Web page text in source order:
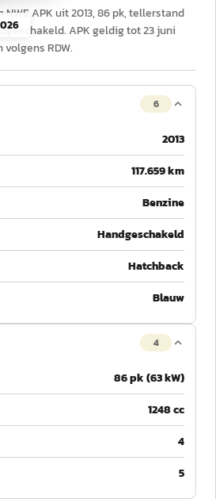
APK uit 2013, 86 pk, tellerstand
APK geldig tot 23 juni
RDW.
6
2013
117.659 km
Benzine
Handgeschakeld
Hatchback
Blauw
4
86 pk (63 kW)
1248 cc
4
5